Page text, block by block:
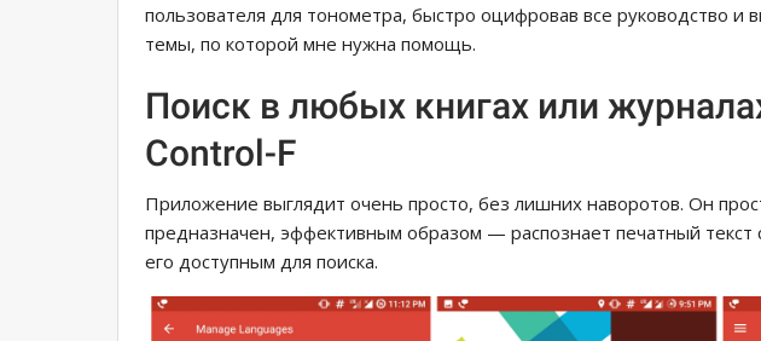
пользователя для тонометра, быстро оцифровав все руководство и
темы, по которой мне нужна помощь.
Поиск в любых книгах или
Control-F
Приложение выглядит очень просто, без лишних наворотов. Он
предназначен, эффективным образом — распознает печатный
его доступным для поиска.